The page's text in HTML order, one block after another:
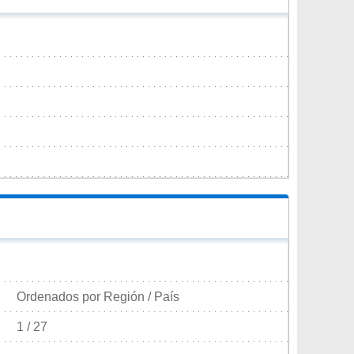
Ordenados por Región / País
1 / 27